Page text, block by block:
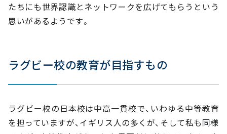
たちにも世界認識とネットワークを広げてもらうという
思いがあるようです。
ラグビー校の教育が目指すもの
ラグビー校の日本校は中高一貫校で、いわゆる中等教育
を担っていますが、イギリス人の多くが、そして私も同様